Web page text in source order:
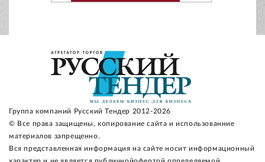
Группа компаний Русский Тендер 2012-2026
© Все права защищены, копирование сайта и использованние
материалов запрещенно.
Вся представленная информация на сайте носит информационный